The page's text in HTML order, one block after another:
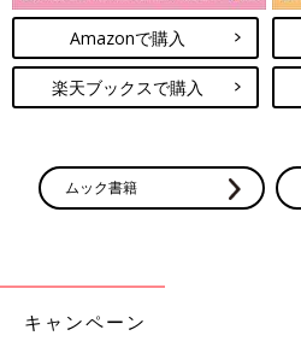
Amazonで購入
楽天ブックスで購入
ムック書籍
キャンペーン